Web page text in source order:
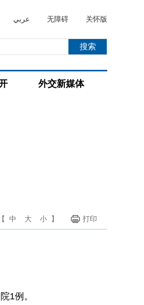
عربي 无障碍 关怀版
外交新媒体
【 中 大 小 】 打印
1例。